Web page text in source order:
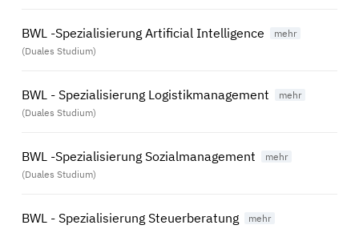
BWL -Spezialisierung Artificial Intelligence
(Duales Studium)
BWL - Spezialisierung Logistikmanagement
(Duales Studium)
BWL -Spezialisierung Sozialmanagement
(Duales Studium)
BWL - Spezialisierung Steuerberatung